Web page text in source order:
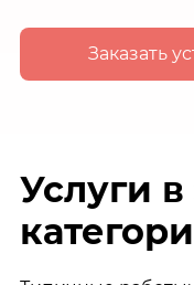
Заказать
Услуги в